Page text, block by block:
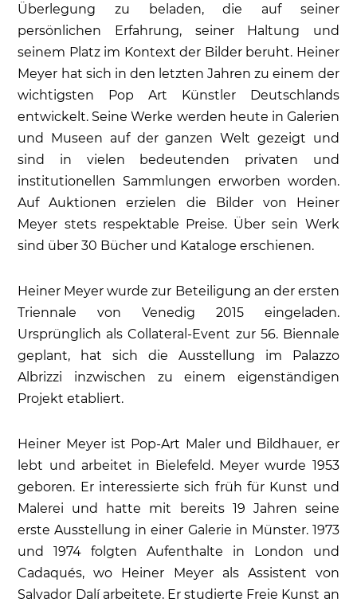
Überlegung zu beladen, die auf seiner
persönlichen Erfahrung, seiner Haltung und
seinem Platz im Kontext der Bilder beruht. Heiner
Meyer hat sich in den letzten Jahren zu einem der
wichtigsten Pop Art Künstler Deutschlands
entwickelt. Seine Werke werden heute in Galerien
und Museen auf der ganzen Welt gezeigt und
sind in vielen bedeutenden privaten und
institutionellen Sammlungen erworben worden.
Auf Auktionen erzielen die Bilder von Heiner
Meyer stets respektable Preise. Über sein Werk
sind über 30 Bücher und Kataloge erschienen.
Heiner Meyer wurde zur Beteiligung an der ersten
Triennale von Venedig 2015 eingeladen.
Ursprünglich als Collateral-Event zur 56. Biennale
geplant, hat sich die Ausstellung im Palazzo
Albrizzi inzwischen zu einem eigenständigen
Projekt etabliert.
Heiner Meyer ist Pop-Art Maler und Bildhauer, er
lebt und arbeitet in Bielefeld. Meyer wurde 1953
geboren. Er interessierte sich früh für Kunst und
Malerei und hatte mit bereits 19 Jahren seine
erste Ausstellung in einer Galerie in Münster. 1973
und 1974 folgten Aufenthalte in London und
Cadaqués, wo Heiner Meyer als Assistent von
Salvador Dalí arbeitete. Er studierte Freie Kunst an